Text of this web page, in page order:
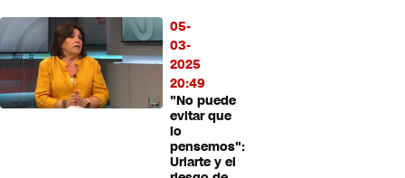
05-
03-
2025
20:49
"No puede
evitar que
lo
pensemos":
Uriarte y el